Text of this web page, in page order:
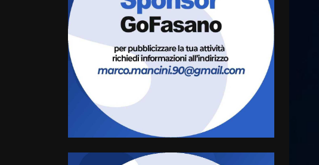
8 Agosto 2026 11:00
4
Savelletri in festa, domani
sera grande spettacolo con
Uccio De Santis
5
Politiche Giovanili e Mobilità
Sostenibile: premiati gli
studenti universitari del
8 Agosto 2026 07:15